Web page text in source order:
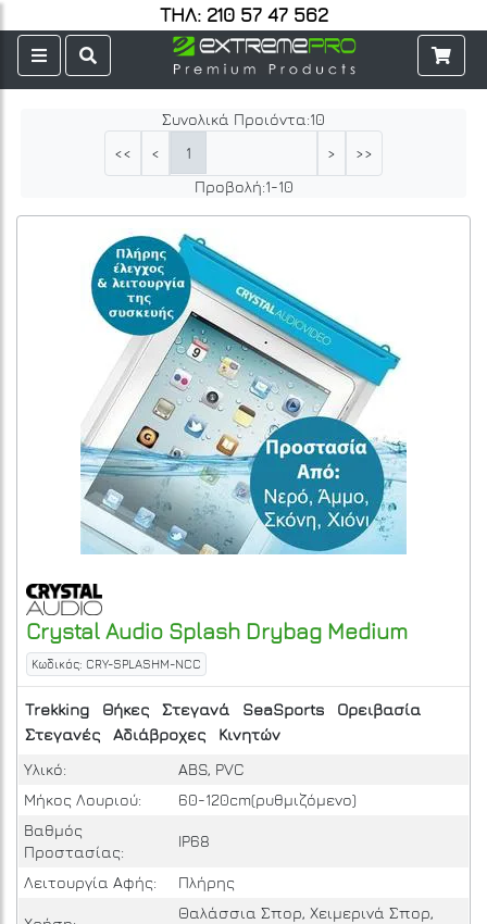
ΤΗΛ: 210 57 47 562
Συνολικά Προιόντα:10
<<
< 1 >
>>
Προβολή:1-10
Crystal Audio Splash Drybag Medium
Κωδικός: CRY-SPLASHM-NCC
Trekking Θήκες Στεγανά SeaSports
Ορειβασία
Στεγανές
Αδιάβροχες
Κινητών
Υλικό:
ABS, PVC
Μήκος Λουριού:
60-120cm(ρυθμιζόμενο)
Βαθμός
Προστασίας:
IP68
Λειτουργία Αφής: Πλήρης
Θαλάσσια Σπορ, Χειμερινά Σπορ,